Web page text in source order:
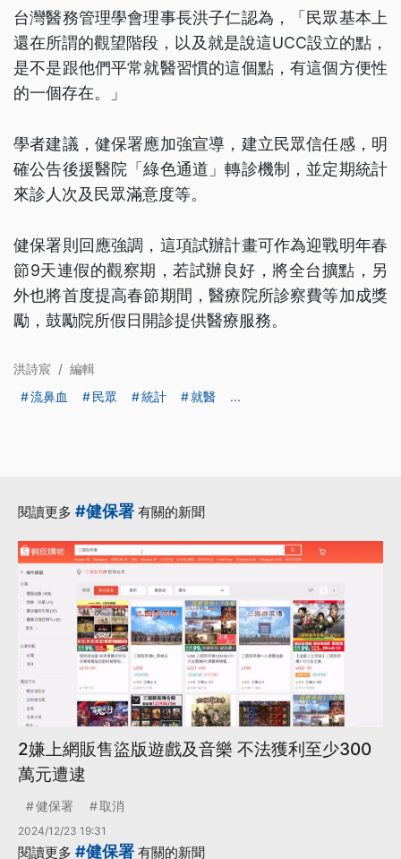
台灣醫務管理學會理事長洪子仁認為，「民眾基本上
還在所謂的觀望階段，以及就是說這UCC設立的點，
是不是跟他們平常就醫習慣的這個點，有這個方便性
的一個存在。」
學者建議，健保署應加強宣導，建立民眾信任感，明
確公告後援醫院「綠色通道」轉診機制，並定期統計
來診人次及民眾滿意度等。
健保署則回應強調，這項試辦計畫可作為迎戰明年春
節9天連假的觀察期，若試辦良好，將全台擴點，另
外也將首度提高春節期間，醫療院所診察費等加成獎
勵，鼓勵院所假日開診提供醫療服務。
洪詩宸 / 編輯
流鼻血
民眾 統計 就醫 ...
閱讀更多 #健保署 有關的新聞
2嫌上網販售盜版遊戲及音樂 不法獲利至少300
萬元遭逮
健保署 取消
2024/12/23 19:31
閱讀更多 #健保署 有關的新聞